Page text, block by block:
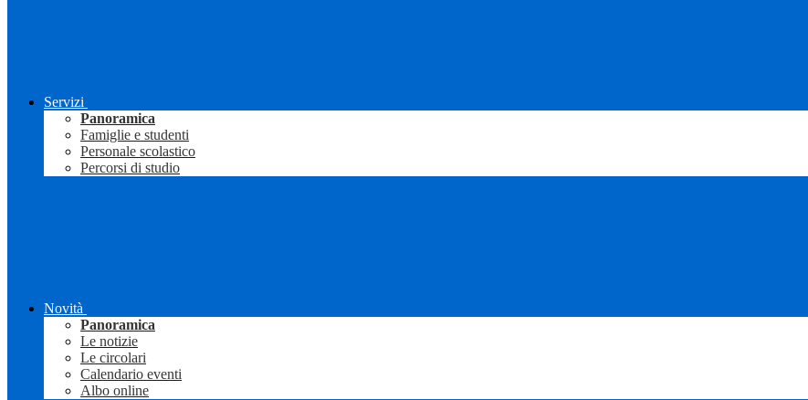
Servizi
Panoramica
Famiglie e studenti
Personale scolastico
Percorsi di studio
Novità
Panoramica
Le notizie
Le circolari
Calendario eventi
Albo online